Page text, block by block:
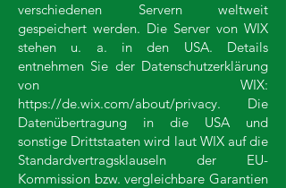
verschiedenen Servern weltweit
gespeichert werden. Die Server von WIX
stehen u. a. in den USA. Details
entnehmen Sie der Datenschutzerklärung
von WIX:
https://de.wix.com/about/privacy. Die
Datenübertragung in die USA und
sonstige Drittstaaten wird laut WIX auf die
Standardvertragsklauseln der EU-
Kommission bzw. vergleichbare Garantien